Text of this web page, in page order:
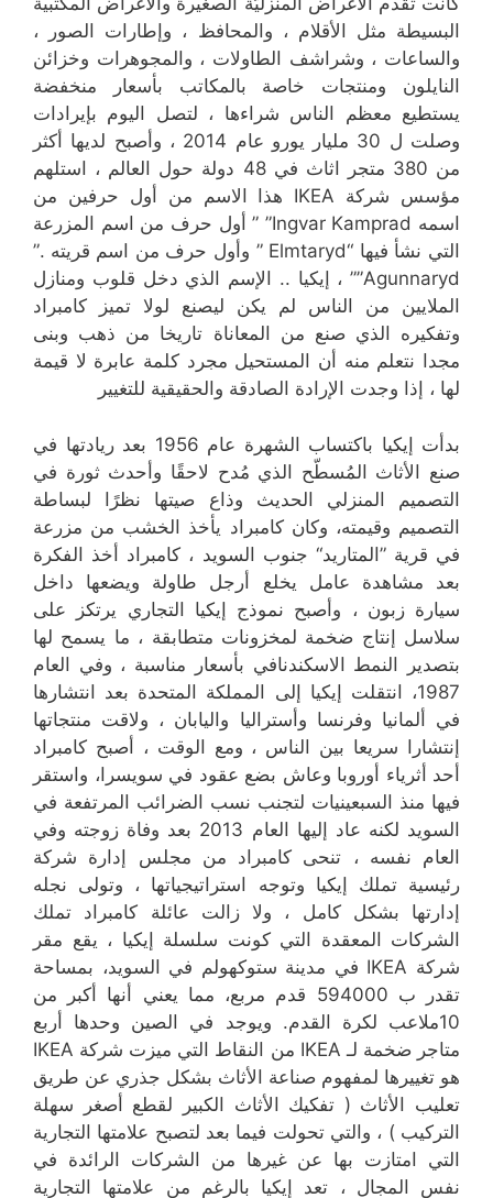
البسيطة مثل الأقلام ، والمحافظ ، وإطارات الصور ،
والساعات ، وشراشف الطاولات ، والمجوهرات وخزائن
النايلون ومنتجات خاصة بالمكاتب بأسعار منخفضة
يستطيع معظم الناس شراءها ، لتصل اليوم بإيرادات
وصلت ل 30 مليار يورو عام 2014 ، وأصبح لديها أكثر
من 380 متجر اثاث في 48 دولة حول العالم ، استلهم
مؤسس شركة IKEA هذا الاسم من أول حرفين من
اسمه Ingvar Kamprad” ” أول حرف من اسم المزرعة
التي نشأ فيها “Elmtaryd ” وأول حرف من اسم قريته .”
Agunnaryd”” ، إيكيا .. الإسم الذي دخل قلوب ومنازل
الملايين من الناس لم يكن ليصنع لولا تميز كامبراد
وتفكيره الذي صنع من المعاناة تاريخا من ذهب وبنى
مجدا نتعلم منه أن المستحيل مجرد كلمة عابرة لا قيمة
لها ، إذا وجدت الإرادة الصادقة والحقيقية للتغيير
بدأت إيكيا باكتساب الشهرة عام 1956 بعد ريادتها في
صنع الأثاث المُسطّح الذي مُدح لاحقًا وأحدث ثورة في
التصميم المنزلي الحديث وذاع صيتها نظرًا لبساطة
التصميم وقيمته، وكان كامبراد يأخذ الخشب من مزرعة
في قرية ”المتاريد“ جنوب السويد ، كامبراد أخذ الفكرة
بعد مشاهدة عامل يخلع أرجل طاولة ويضعها داخل
سيارة زبون ، وأصبح نموذج إيكيا التجاري يرتكز على
سلاسل إنتاج ضخمة لمخزونات متطابقة ، ما يسمح لها
بتصدير النمط الاسكندنافي بأسعار مناسبة ، وفي العام
1987، انتقلت إيكيا إلى المملكة المتحدة بعد انتشارها
في ألمانيا وفرنسا وأستراليا واليابان ، ولاقت منتجاتها
إنتشارا سريعا بين الناس ، ومع الوقت ، أصبح كامبراد
أحد أثرياء أوروبا وعاش بضع عقود في سويسرا، واستقر
فيها منذ السبعينيات لتجنب نسب الضرائب المرتفعة في
السويد لكنه عاد إليها العام 2013 بعد وفاة زوجته وفي
العام نفسه ، تنحى كامبراد من مجلس إدارة شركة
رئيسية تملك إيكيا وتوجه استراتيجياتها ، وتولى نجله
إدارتها بشكل كامل ، ولا زالت عائلة كامبراد تملك
الشركات المعقدة التي كونت سلسلة إيكيا ، يقع مقر
شركة IKEA في مدينة ستوكهولم في السويد، بمساحة
تقدر ب 594000 قدم مربع، مما يعني أنها أكبر من
10ملاعب لكرة القدم. ويوجد في الصين وحدها أربع
متاجر ضخمة لـ IKEA من النقاط التي ميزت شركة IKEA
هو تغييرها لمفهوم صناعة الأثاث بشكل جذري عن طريق
تعليب الأثاث ( تفكيك الأثاث الكبير لقطع أصغر سهلة
التركيب ) ، والتي تحولت فيما بعد لتصبح علامتها التجارية
التي امتازت بها عن غيرها من الشركات الرائدة في
نفس المجال ، تعد إيكيا بالرغم من علامتها التجارية